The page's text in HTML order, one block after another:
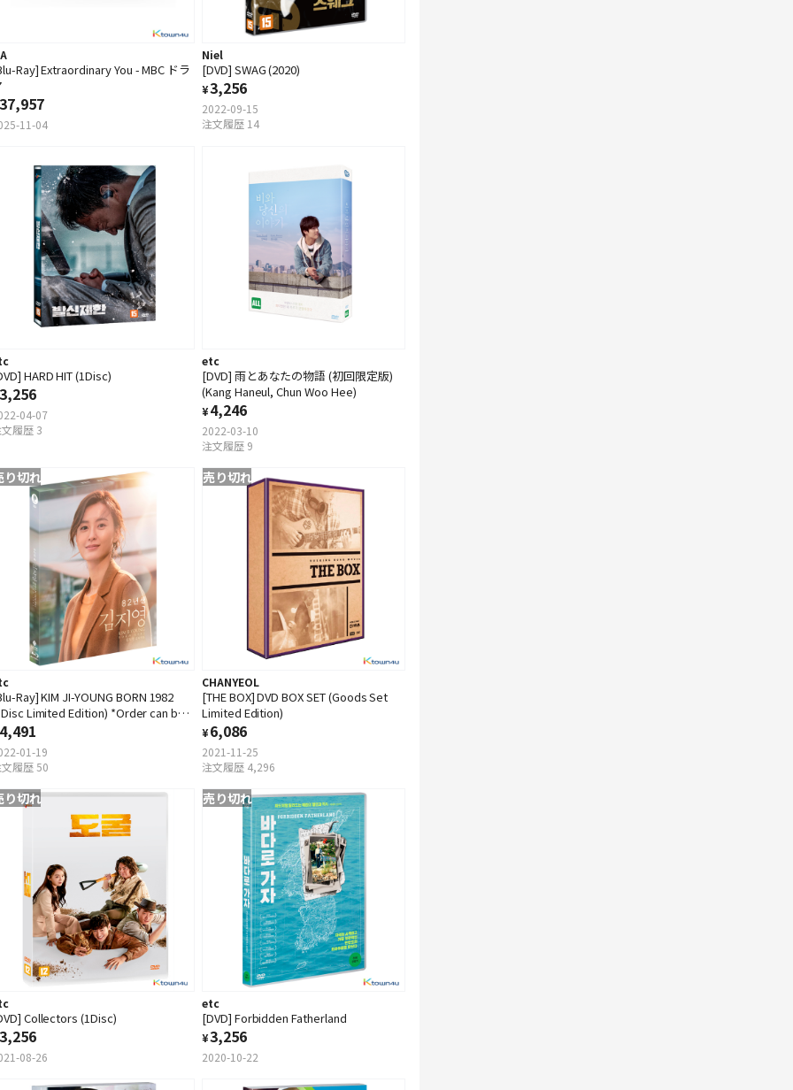
Ray] Extraordinary You - MBC ドラ
37,957
11-04
Niel
[DVD] SWAG (2020)
¥3,256
2022-09-15
注文履歴 14
HARD HIT (1Disc)
3,256
04-07
履歴 3
etc
[DVD] 雨とあなたの物語 (初回限定版)
(Kang Haneul, Chun Woo Hee)
¥4,246
2022-03-10
注文履歴 9
り切れ
Ray] KIM JI-YOUNG BORN 1982
Limited Edition) *Order can be
cause of early out of stock
4,491
01-19
履歴 50
売り切れ
CHANYEOL
[THE BOX] DVD BOX SET (Goods Set
Limited Edition)
¥6,086
2021-11-25
注文履歴 4,296
り切れ
Collectors (1Disc)
3,256
08-26
売り切れ
etc
[DVD] Forbidden Fatherland
¥3,256
2020-10-22